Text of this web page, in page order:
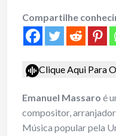
Compartilhe
Clique Aqui Para
Emanuel Massaro é
compositor,
Música popular pela